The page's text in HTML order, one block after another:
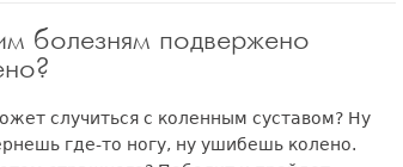
болезням подвержено
случиться с коленным суставом? Ну
где-то ногу, ну ушибешь колено.